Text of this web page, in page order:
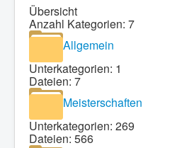
Übersicht
Anzahl Kategorien: 7
Allgemein
Unterkategorien: 1
Dateien: 7
Meisterschaften
Unterkategorien: 269
Dateien: 566